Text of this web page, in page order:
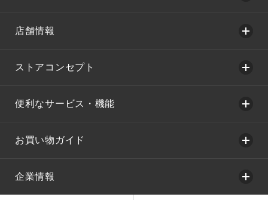
店舗情報
ストアコンセプト
便利なサービス・機能
お買い物ガイド
企業情報